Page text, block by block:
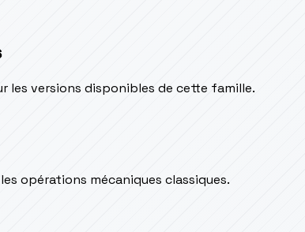
les versions disponibles de cette famille.
opérations mécaniques classiques.